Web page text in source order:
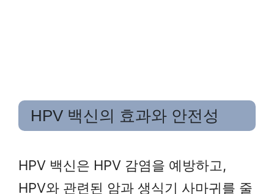
HPV 백신의 효과와 안전성
HPV 백신은 HPV 감염을 예방하고,
HPV와 관련된 암과 생식기 사마귀를 줄